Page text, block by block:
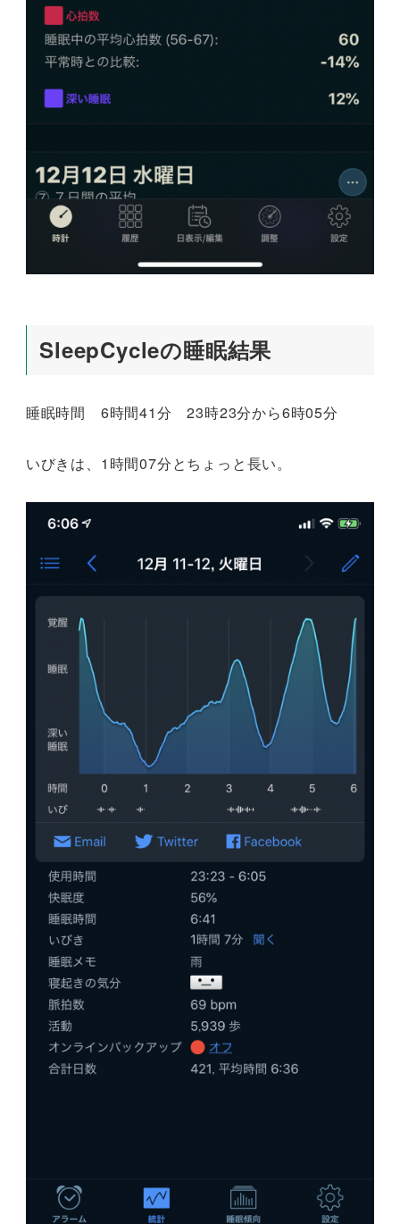
SleepCycleの睡眠結果
睡眠時間 6時間41分 23時23分から6時05分
いびきは、1時間07分とちょっと長い。